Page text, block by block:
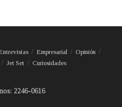
Empresarial
Opinión
Jet Set Curiosidades
2246-0616